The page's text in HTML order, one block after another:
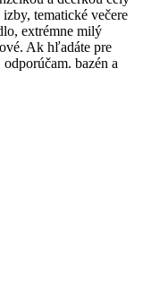
tematické večere
extrémne milý
Ak hľadáte pre
bazén a